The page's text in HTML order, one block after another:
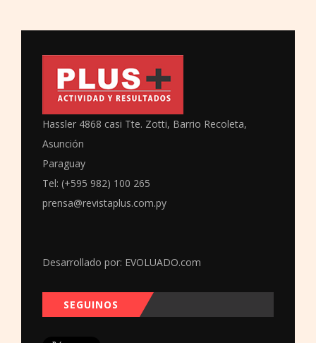
Hassler 4868 casi Tte. Zotti, Barrio Recoleta,
Asunción
Paraguay
Tel: (+595 982) 100 265
prensa@revistaplus.com.py
Desarrollado por: EVOLUADO.com
SEGUINOS